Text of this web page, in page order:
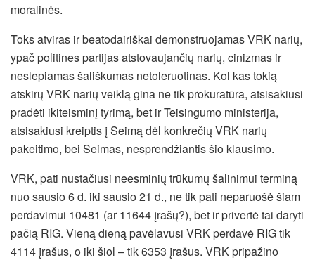
moralinės.
Toks atviras ir beatodairiškai demonstruojamas VRK narių,
ypač politines partijas atstovaujančių narių, cinizmas ir
neslepiamas šališkumas netoleruotinas. Kol kas tokią
atskirų VRK narių veiklą gina ne tik prokuratūra, atsisakiusi
pradėti ikiteisminį tyrimą, bet ir Teisingumo ministerija,
atsisakiusi kreiptis į Seimą dėl konkrečių VRK narių
pakeitimo, bei Seimas, nesprendžiantis šio klausimo.
VRK, pati nustačiusi neesminių trūkumų šalinimui terminą
nuo sausio 6 d. iki sausio 21 d., ne tik pati neparuošė šiam
perdavimui 10481 (ar 11644 įrašų?), bet ir privertė tai daryti
pačią RIG. Vieną dieną pavėlavusi VRK perdavė RIG tik
4114 įrašus, o iki šiol – tik 6353 įrašus. VRK pripažino